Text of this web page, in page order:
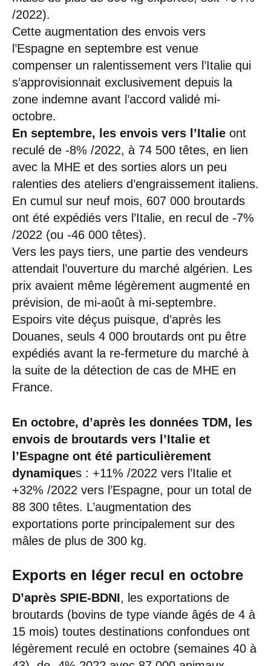
/2022).
Cette augmentation des envois vers
l’Espagne en septembre est venue
compenser un ralentissement vers l’Italie qui
s’approvisionnait exclusivement depuis la
zone indemne avant l’accord validé mi-
octobre.
En septembre, les envois vers l’Italie ont
reculé de -8% /2022, à 74 500 têtes, en lien
avec la MHE et des sorties alors un peu
ralenties des ateliers d’engraissement italiens.
En cumul sur neuf mois, 607 000 broutards
ont été expédiés vers l’Italie, en recul de -7%
/2022 (ou -46 000 têtes).
Vers les pays tiers, une partie des vendeurs
attendait l’ouverture du marché algérien. Les
prix avaient même légèrement augmenté en
prévision, de mi-août à mi-septembre.
Espoirs vite déçus puisque, d’après les
Douanes, seuls 4 000 broutards ont pu être
expédiés avant la re-fermeture du marché à
la suite de la détection de cas de MHE en
France.
En octobre, d’après les données TDM, les
envois de broutards vers l’Italie et
l’Espagne ont été particulièrement
dynamiques : +11% /2022 vers l’Italie et
+32% /2022 vers l’Espagne, pour un total de
88 300 têtes. L’augmentation des
exportations porte principalement sur des
mâles de plus de 300 kg.
Exports en léger recul en octobre
D’après SPIE-BDNI, les exportations de
broutards (bovins de type viande âgés de 4 à
15 mois) toutes destinations confondues ont
légèrement reculé en octobre (semaines 40 à